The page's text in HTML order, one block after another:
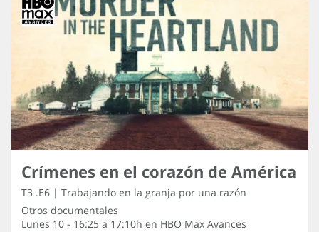
Crímenes en el corazón de América
T3 .E6 | Trabajando en la granja por una razón
Otros documentales
Lunes 10 - 16:25 a 17:10h en HBO Max Avances